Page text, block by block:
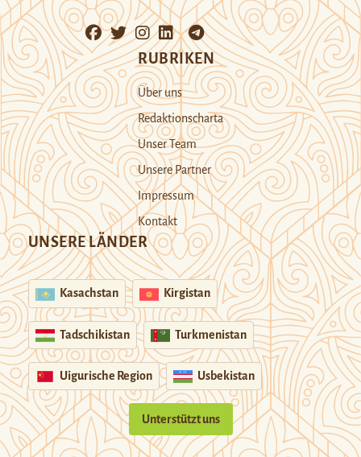
RUBRIKEN
Über uns
Redaktionscharta
Unser Team
Unsere Partner
Impressum
Kontakt
UNSERE LÄNDER
Kasachstan Kirgistan
Tadschikistan Turkmenistan
Uigurische Region Usbekistan
Unterstützt uns